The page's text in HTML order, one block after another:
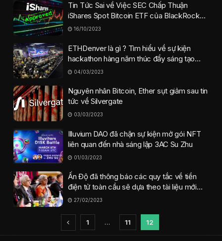
Tin Tức Sai về Việc SEC Chấp Thuận
iShares Spot Bitcoin ETF của BlackRock
Gây Rớt Giá Bitcoin từ Mức $30K
16/10/2023
ETHDenver là gì ? Tìm hiểu về sự kiện
hackathon hàng năm thúc đẩy sáng tạo
công nghệ blockchain và Ethereum
04/03/2023
Nguyên nhân Bitcoin, Ether sụt giảm sau tin
tức về Silvergate
03/03/2023
Illuvium DAO đã chặn sự kiện mở gói NFT
liên quan đến nhà sáng lập 3AC Su Zhu
01/03/2023
Ấn Độ đã thông báo các quy tắc về tiền
điện tử toàn cầu sẽ dựa theo tài liệu mới
của FSB và IMF
27/02/2023
1 … 11 12